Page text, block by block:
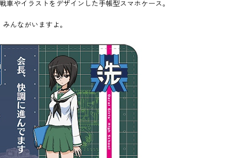
やイラストをデザインした手帳型スマホケース。
んながいますよ。